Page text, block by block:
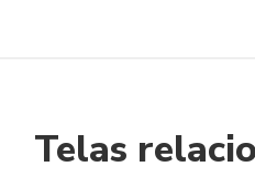
Telas